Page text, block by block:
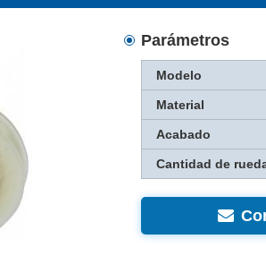
Parámetros
Modelo
Material
Acabado
Cantidad de